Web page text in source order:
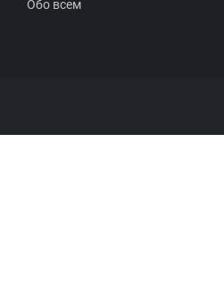
Обо всем